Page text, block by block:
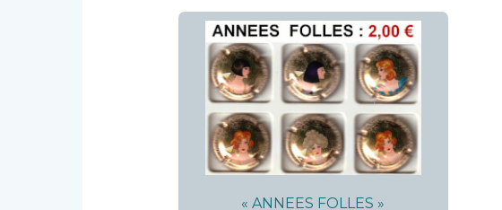
« ANNEES FOLLES »